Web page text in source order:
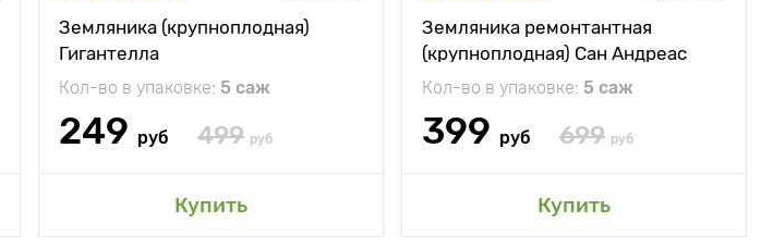
Земляника (крупноплодная)
Гигантелла
Кол-во в упаковке: 5 саж
249 руб 499 руб
Купить
Земляника ремонтантная
(крупноплодная) Сан Андреас
Кол-во в упаковке: 5 саж
399 руб 699 руб
Купить